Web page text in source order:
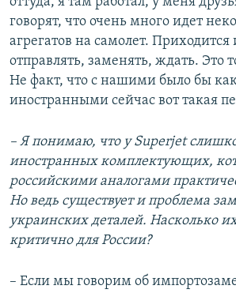
говорят, что очень много идет
агрегатов на самолет. Приходится
отправлять, заменять, ждать. Это
Не факт, что с нашими было бы
иностранными сейчас вот такая
– Я понимаю, что у Superjet
иностранных комплектующих,
российскими аналогами
Но ведь существует и проблема
украинских деталей. Насколько
критично для России?
– Если мы говорим об